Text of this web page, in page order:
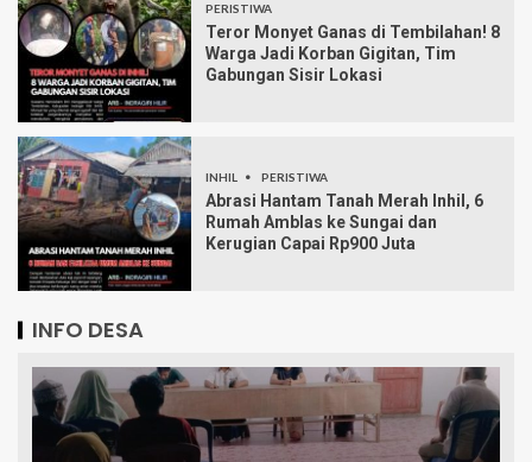
PERISTIWA
Teror Monyet Ganas di Tembilahan! 8
Warga Jadi Korban Gigitan, Tim
Gabungan Sisir Lokasi
INHIL PERISTIWA
Abrasi Hantam Tanah Merah Inhil, 6
Rumah Amblas ke Sungai dan
Kerugian Capai Rp900 Juta
INFO DESA